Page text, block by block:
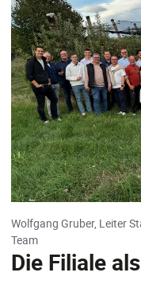
Wolfgang Gruber, Leiter
Team
Die Filiale